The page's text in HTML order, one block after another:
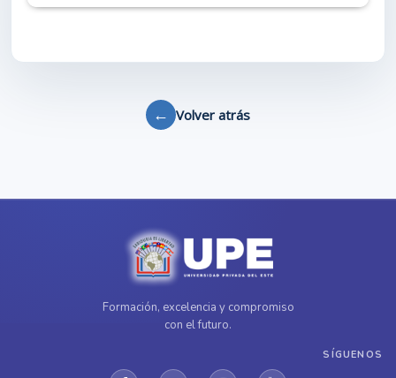
← Volver atrás
Formación, excelencia y compromiso
con el futuro.
SÍGUENOS